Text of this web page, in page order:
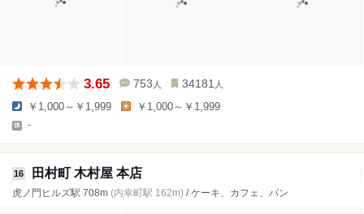
3.65 753 人 34181 人
￥1,000～￥1,999 ￥1,000～￥1,999
-
16 田村町 木村屋 本店
虎ノ門ヒルズ駅 708m (内幸町駅 162m) / ケーキ、カフェ、パン